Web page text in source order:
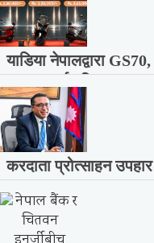
याडिया नेपालद्वारा
स्कुटर सार्वजनिक,...
करदाता प्रोत्साहन
पूरा, शुक्रबार १६...